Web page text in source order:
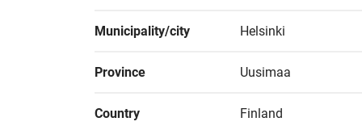
Municipality/city Helsinki
Province Uusimaa
Country Finland